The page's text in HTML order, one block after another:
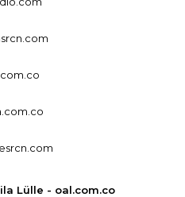
Lülle - oal.com.co